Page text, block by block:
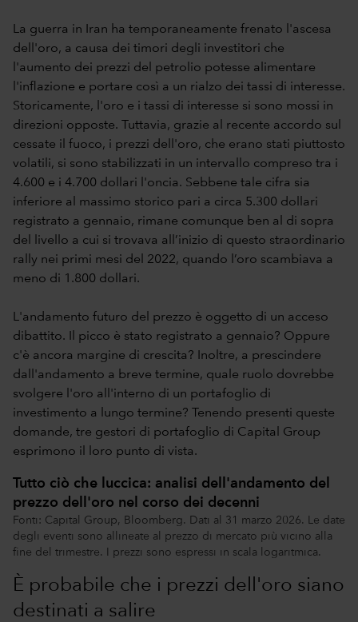
La guerra in Iran ha temporaneamente frenato l'ascesa
dell'oro, a causa dei timori degli investitori che
l'aumento dei prezzi del petrolio potesse alimentare
l'inflazione e portare così a un rialzo dei tassi di interesse.
Storicamente, l'oro e i tassi di interesse si sono mossi in
direzioni opposte. Tuttavia, grazie al recente accordo sul
cessate il fuoco, i prezzi dell'oro, che erano stati piuttosto
volatili, si sono stabilizzati in un intervallo compreso tra i
4.600 e i 4.700 dollari l'oncia. Sebbene tale cifra sia
inferiore al massimo storico pari a circa 5.300 dollari
registrato a gennaio, rimane comunque ben al di sopra
del livello a cui si trovava all’inizio di questo straordinario
rally nei primi mesi del 2022, quando l’oro scambiava a
meno di 1.800 dollari.
L'andamento futuro del prezzo è oggetto di un acceso
dibattito. Il picco è stato registrato a gennaio? Oppure
c'è ancora margine di crescita? Inoltre, a prescindere
dall'andamento a breve termine, quale ruolo dovrebbe
svolgere l'oro all'interno di un portafoglio di
investimento a lungo termine? Tenendo presenti queste
domande, tre gestori di portafoglio di Capital Group
esprimono il loro punto di vista.
Tutto ciò che luccica: analisi dell'andamento del
prezzo dell'oro nel corso dei decenni
Fonti: Capital Group, Bloomberg. Dati al 31 marzo 2026. Le date
degli eventi sono allineate al prezzo di mercato più vicino alla
fine del trimestre. I prezzi sono espressi in scala logaritmica.
È probabile che i prezzi dell'oro siano
destinati a salire